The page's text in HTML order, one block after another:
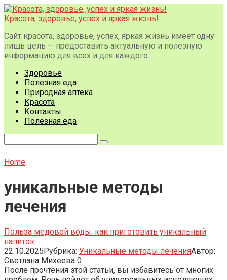
Перейти
к
Красота, здоровье, успех и яркая жизнь!
Сайт красота, здоровье, успех, яркая жизнь имеет одну
лишь цель — предоставить актуальную и полезную
информацию для всех и для каждого.
Здоровье
Полезная еда
Природная аптека
Красота
Контакты
Полезная еда
Home
уникальные методы
лечения
Польза медовой воды: как приготовить уникальный
напиток
22.10.2025Рубрика: Уникальные методы леченияАвтор:
Светлана Михеева 0
После прочтения этой статьи, вы избавитесь от многих